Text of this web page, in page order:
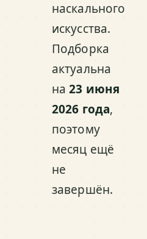
наскального
искусства.
Подборка
актуальна
на23 июня
2026 года,
поэтому
месяц ещё
не
завершён.